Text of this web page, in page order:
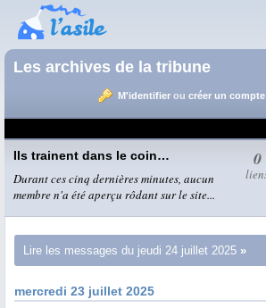
Les archives de la tribune
M'identifierou créer un compte
0
Ils trainent dans le coin…
Durant ces cinq dernières minutes, aucun
membre n'a été aperçu rôdant sur le site...
Lire les messages du jeudi 24 juillet 2025
mercredi 23 juillet 2025